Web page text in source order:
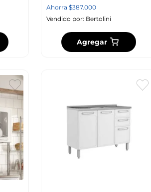
Ahorra $387.000
Vendido por: Bertolini
Agregar